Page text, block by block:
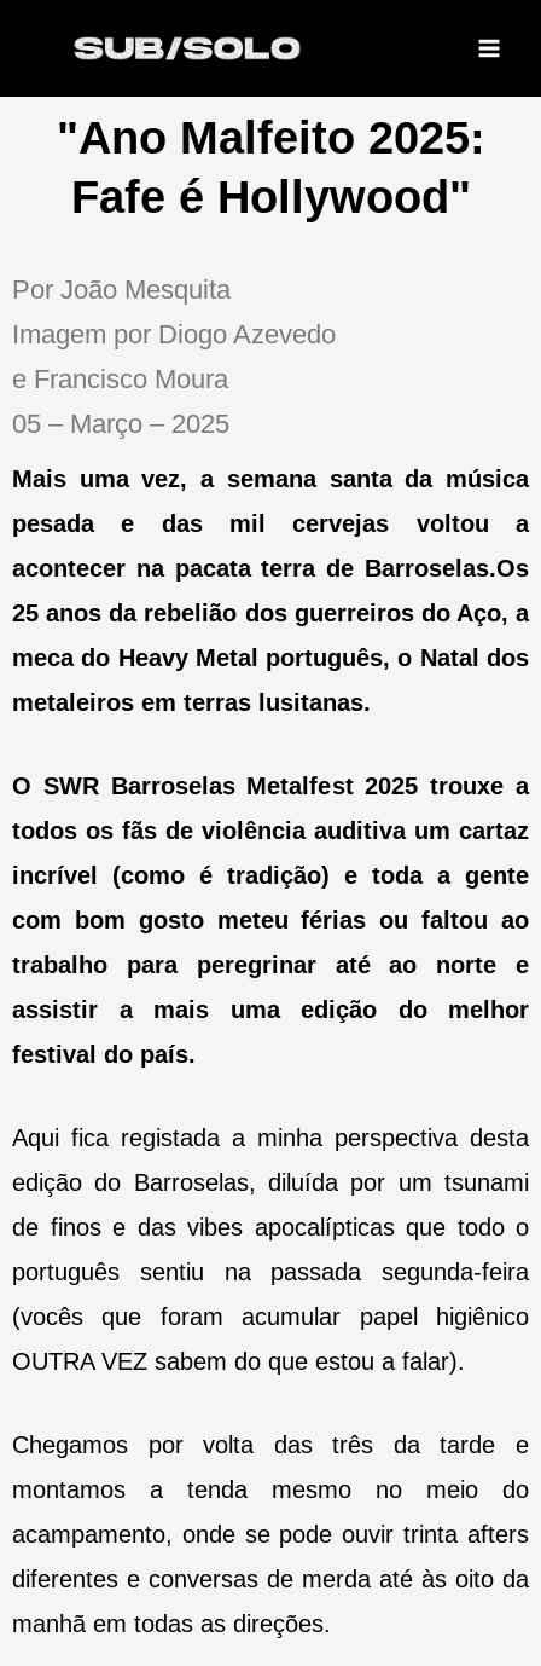
"Ano Malfeito 2025:
Fafe é Hollywood"
Por João Mesquita
Imagem por Diogo Azevedo
e Francisco Moura
05 – Março – 2025
Mais uma vez, a semana santa da música
pesada e das mil cervejas voltou a
acontecer na pacata terra de Barroselas.Os
25 anos da rebelião dos guerreiros do Aço, a
meca do Heavy Metal português, o Natal dos
metaleiros em terras lusitanas.
O SWR Barroselas Metalfest 2025 trouxe a
todos os fãs de violência auditiva um cartaz
incrível (como é tradição) e toda a gente
com bom gosto meteu férias ou faltou ao
trabalho para peregrinar até ao norte e
assistir a mais uma edição do melhor
festival do país.
Aqui fica registada a minha perspectiva desta
edição do Barroselas, diluída por um tsunami
de finos e das vibes apocalípticas que todo o
português sentiu na passada segunda-feira
(vocês que foram acumular papel higiênico
OUTRA VEZ sabem do que estou a falar).
Chegamos por volta das três da tarde e
montamos a tenda mesmo no meio do
acampamento, onde se pode ouvir trinta afters
diferentes e conversas de merda até às oito da
manhã em todas as direções.